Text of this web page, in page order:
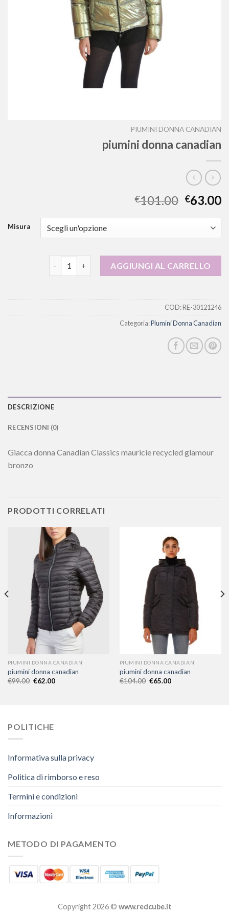
PIUMINI DONNA CANADIAN
piumini donna canadian
€101.00 €63.00
Misura
AGGIUNGI AL CARRELLO
COD:RE-30121246
Categoria:Piumini Donna Canadian
DESCRIZIONE
RECENSIONI (0)
Giacca donna Canadian Classics mauricie recycled glamour
bronzo
PRODOTTI CORRELATI
PIUMINI DONNA CANADIAN
piumini donna canadian
€99.00 €62.00
PIUMINI DONNA CANADIAN
piumini donna canadian
€104.00 €65.00
POLITICHE
Informativa sulla privacy
Politica di rimborso e reso
Termini e condizioni
Informazioni
METODO DI PAGAMENTO
Copyright 2026 © www.redcube.it